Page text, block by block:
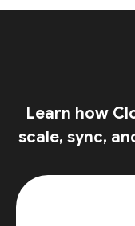
Learn how
scale, sync,